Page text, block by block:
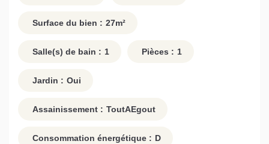
Surface du bien : 27m²
Salle(s) de bain : 1 Pièces : 1
Jardin : Oui
Assainissement : ToutAEgout
Consommation énergétique : D